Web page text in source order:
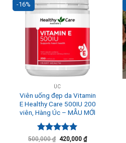
-16%
ÚC
Viên uống đẹp da Vitamin
E Healthy Care 500IU 200
viên, Hàng Úc – MẪU MỚI
Được xếp
500,000₫ 420,000 ₫